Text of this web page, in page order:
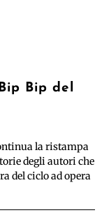
Bip del
la ristampa
degli autori che
del ciclo ad opera